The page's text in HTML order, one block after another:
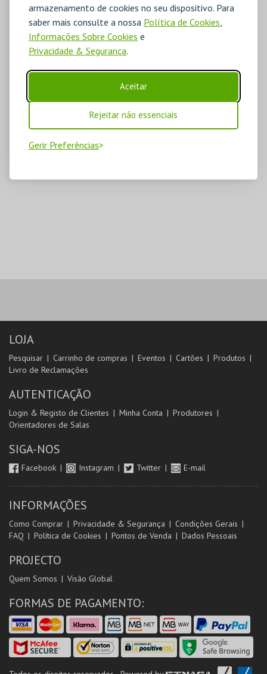
armazenamento de cookies no seu dispositivo. Para
saber mais consulte a nossa Política de Cookies,
Informações Sobre Cookies e
Privacidade & Segurança.
Aceitar
Rejeitar não essenciais
Gerir Preferências
LOJA
Pesquisar Carrinho de compras Eventos Cartões
Produtos
Livro de Reclamações
AUTENTICAÇÃO
Login & Registo de Clientes Minha Conta
Produtores
Orientadores de Salas
SIGA-NOS
Facebook Instagram Twitter E-mail
INFORMAÇÕES
Como Comprar Privacidade & Segurança
Condições Gerais
FAQ
Política de Cookies Pontos de Venda Dados Pessoais
PROJECTO
Quem Somos Visão Global
FORMAS DE PAGAMENTO: